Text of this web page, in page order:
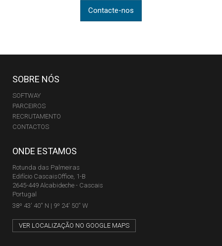
Contacte-nos
SOBRE NÓS
SOFTWAY
PARCEIROS
RECRUTAMENTO
CONTACTOS
ONDE ESTAMOS
Rotunda das Palmeiras
Edifício CascaisOffice, 1-B
2645-449 Alcabideche - Cascais
Portugal
38º 43' 40'' N | 9º 24' 50'' W
VER LOCALIZAÇÃO NO GOOGLE MAPS